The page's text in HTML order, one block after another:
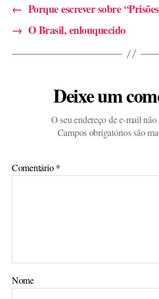
← Porque escrever sobre
→ O Brasil, enlouquecido
Deixe um
O seu endereço de e-mail
Campos obrigatórios são
Comentário*
Nome